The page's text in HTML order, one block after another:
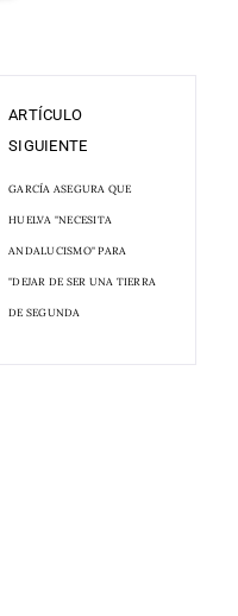
ARTÍCULO
SIGUIENTE
GARCÍA ASEGURA QUE
HUELVA "NECESITA
ANDALUCISMO" PARA
"DEJAR DE SER UNA TIERRA
DE SEGUNDA